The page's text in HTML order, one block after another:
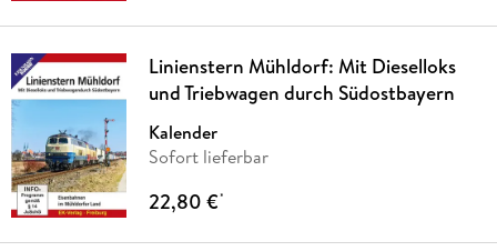
Linienstern Mühldorf: Mit Dieselloks
und Triebwagen durch Südostbayern
Kalender
Sofort lieferbar
22,80 €*